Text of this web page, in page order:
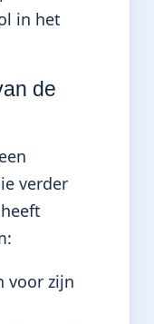
in het
de
verder
voor zijn